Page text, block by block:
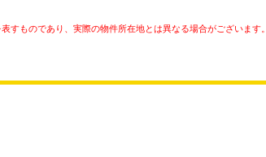
ものであり、実際の物件所在地とは異なる場合がございます。